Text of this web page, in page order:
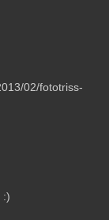
02/fototriss-
:)